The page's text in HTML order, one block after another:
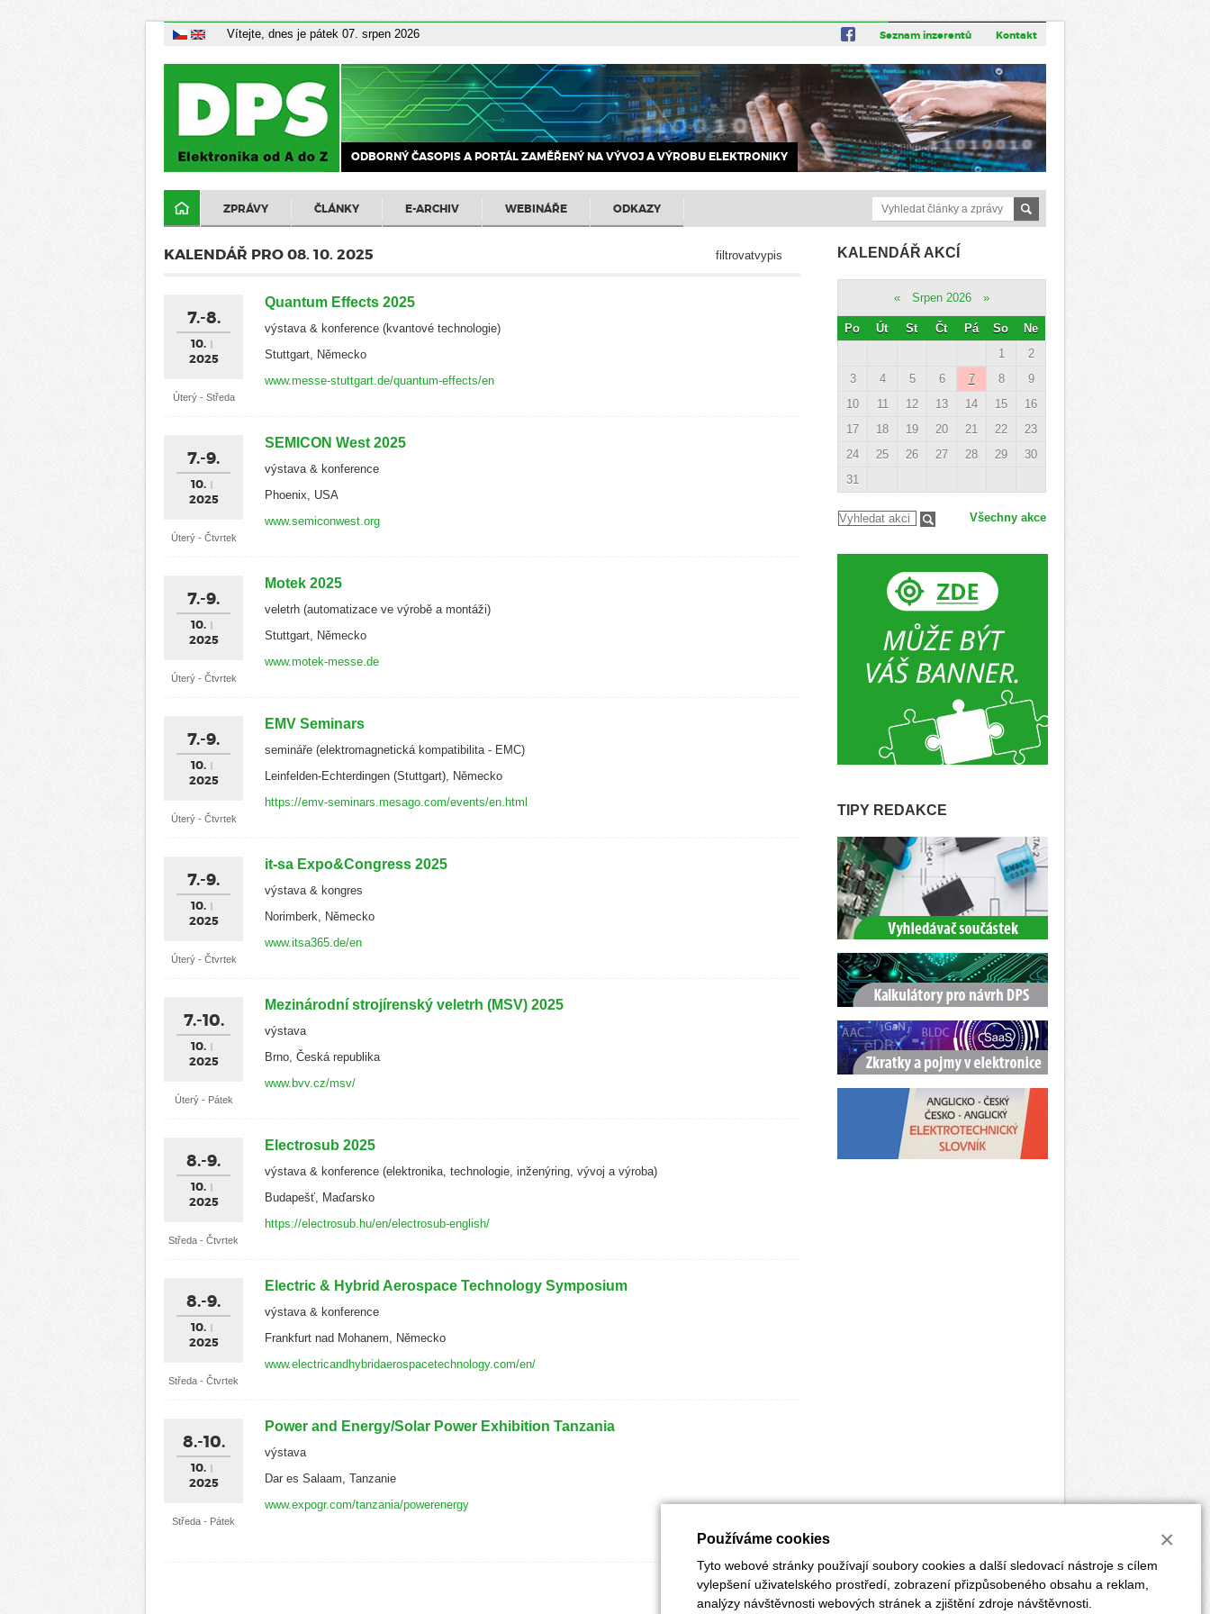
Vítejte, dnes je pátek 07. srpen 2026 Seznam inzerentů Kontakt
ODBORNÝ ČASOPIS A PORTÁL ZAMĚŘENÝ NA VÝVOJ A VÝROBU ELEKTRONIKY
ZPRÁVY ČLÁNKY E-ARCHIV WEBINÁŘE ODKAZY
filtrovatvypis
KALENDÁŘ PRO 08. 10. 2025
7.-8.
10.
2025
Úterý - Středa
Quantum Effects 2025
výstava & konference (kvantové technologie)
Stuttgart, Německo
www.messe-stuttgart.de/quantum-effects/en
7.-9.
10.
2025
Úterý - Čtvrtek
SEMICON West 2025
výstava & konference
Phoenix, USA
www.semiconwest.org
7.-9.
10.
2025
Úterý - Čtvrtek
Motek 2025
veletrh (automatizace ve výrobě a montáži)
Stuttgart, Německo
www.motek-messe.de
7.-9.
10.
2025
Úterý - Čtvrtek
EMV Seminars
semináře (elektromagnetická kompatibilita - EMC)
Leinfelden-Echterdingen (Stuttgart), Německo
https://emv-seminars.mesago.com/events/en.html
7.-9.
10.
2025
Úterý - Čtvrtek
it-sa Expo&Congress 2025
výstava & kongres
Norimberk, Německo
www.itsa365.de/en
7.-10.
10.
2025
Úterý - Pátek
Mezinárodní strojírenský veletrh (MSV) 2025
výstava
Brno, Česká republika
www.bvv.cz/msv/
8.-9.
10.
2025
Středa - Čtvrtek
Electrosub 2025
výstava & konference (elektronika, technologie, inženýring, vývoj a výroba)
Budapešť, Maďarsko
https://electrosub.hu/en/electrosub-english/
8.-9.
10.
2025
Středa - Čtvrtek
Electric & Hybrid Aerospace Technology Symposium
výstava & konference
Frankfurt nad Mohanem, Německo
www.electricandhybridaerospacetechnology.com/en/
8.-10.
10.
2025
Středa - Pátek
Power and Energy/Solar Power Exhibition Tanzania
výstava
Dar es Salaam, Tanzanie
www.expogr.com/tanzania/powerenergy
KALENDÁŘ AKCÍ
« Srpen 2026 »
Po Út St Čt Pá So
Ne
1
2
3
4 5 6 7 8
9
10
11 12 13 14 15
16
17
18 19 20 21 22
23
24
25 26 27 28 29
30
31
Všechny akce
TIPY REDAKCE
Používáme cookies
Tyto webové stránky používají soubory cookies a další sledovací nástroje s cílem
vylepšení uživatelského prostředí, zobrazení přizpůsobeného obsahu a reklam,
analýzy návštěvnosti webových stránek a zjištění zdroje návštěvnosti.
×